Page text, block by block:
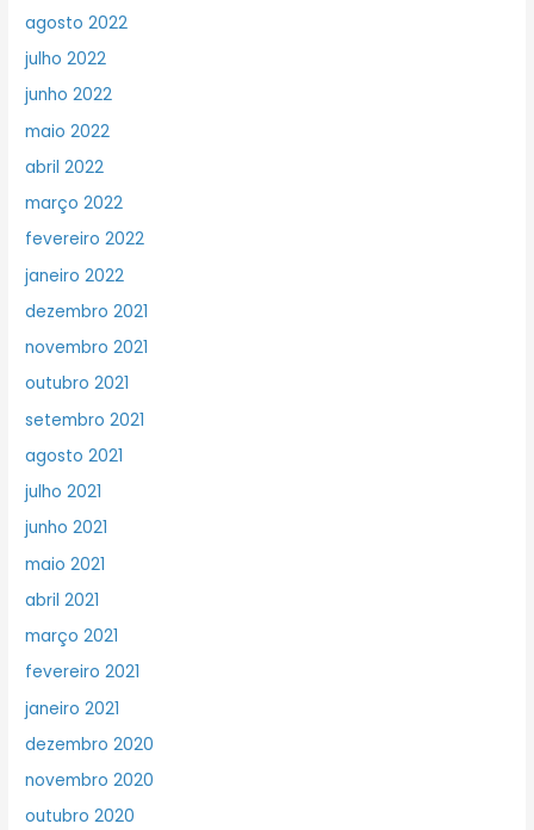
agosto 2022
julho 2022
junho 2022
maio 2022
abril 2022
março 2022
fevereiro 2022
janeiro 2022
dezembro 2021
novembro 2021
outubro 2021
setembro 2021
agosto 2021
julho 2021
junho 2021
maio 2021
abril 2021
março 2021
fevereiro 2021
janeiro 2021
dezembro 2020
novembro 2020
outubro 2020